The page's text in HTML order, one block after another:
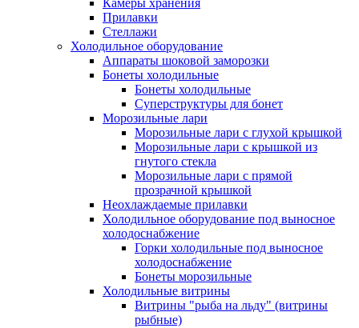
Камеры хранения
Прилавки
Стеллажи
Холодильное оборудование
Аппараты шоковой заморозки
Бонеты холодильные
Бонеты холодильные
Суперструктуры для бонет
Морозильные лари
Морозильные лари с глухой крышкой
Морозильные лари с крышкой из
гнутого стекла
Морозильные лари с прямой
прозрачной крышкой
Неохлаждаемые прилавки
Холодильное оборудование под выносное
холодоснабжение
Горки холодильные под выносное
холодоснабжение
Бонеты морозильные
Холодильные витрины
Витрины "рыба на льду" (витрины
рыбные)